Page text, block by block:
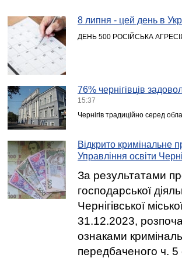
8 липня - цей день в
ДЕНЬ 500 РОСІЙСЬКА АГРЕСІЯ
76% чернігівців
15:37
Чернігів традиційно серед
Відкрито кримінальне
Управління освіти
За результатами
господарської
Чернігівської
31.12.2023,
ознаками
передбаченого ч. 5